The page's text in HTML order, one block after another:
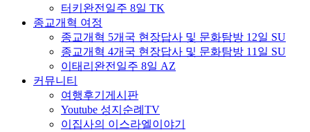
터키완전일주 8일 TK
종교개혁 여정
종교개혁 5개국 현장답사 및 문화탐방 12일 SU
종교개혁 4개국 현장답사 및 문화탐방 11일 SU
이태리완전일주 8일 AZ
커뮤니티
여행후기게시판
Youtube 성지순례TV
이집사의 이스라엘이야기